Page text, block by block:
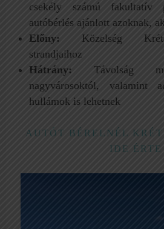
csekély számú fakultatív
autóbérlés ajánlott azoknak,
Előny:
Közelség Kréta
strandjaihoz
Hátrány: Távolság
nagyvárosoktól, valamint
hullámok is lehetnek
AUTÓT BÉRELNÉL
IDE ÉRTE